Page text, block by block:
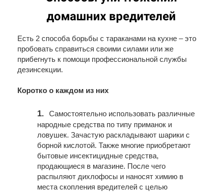
домашних вредителей
Есть 2 способа борьбы с тараканами на кухне – это
пробовать справиться своими силами или же
прибегнуть к помощи профессиональной службы
дезинсекции.
Коротко о каждом из них
1.
Самостоятельно использовать различные
народные средства по типу приманок и
ловушек. Зачастую раскладывают шарики с
борной кислотой. Также многие приобретают
бытовые инсектицидные средства,
продающиеся в магазине. После чего
распыляют дихлофосы и наносят химию в
места скопления вредителей с целью